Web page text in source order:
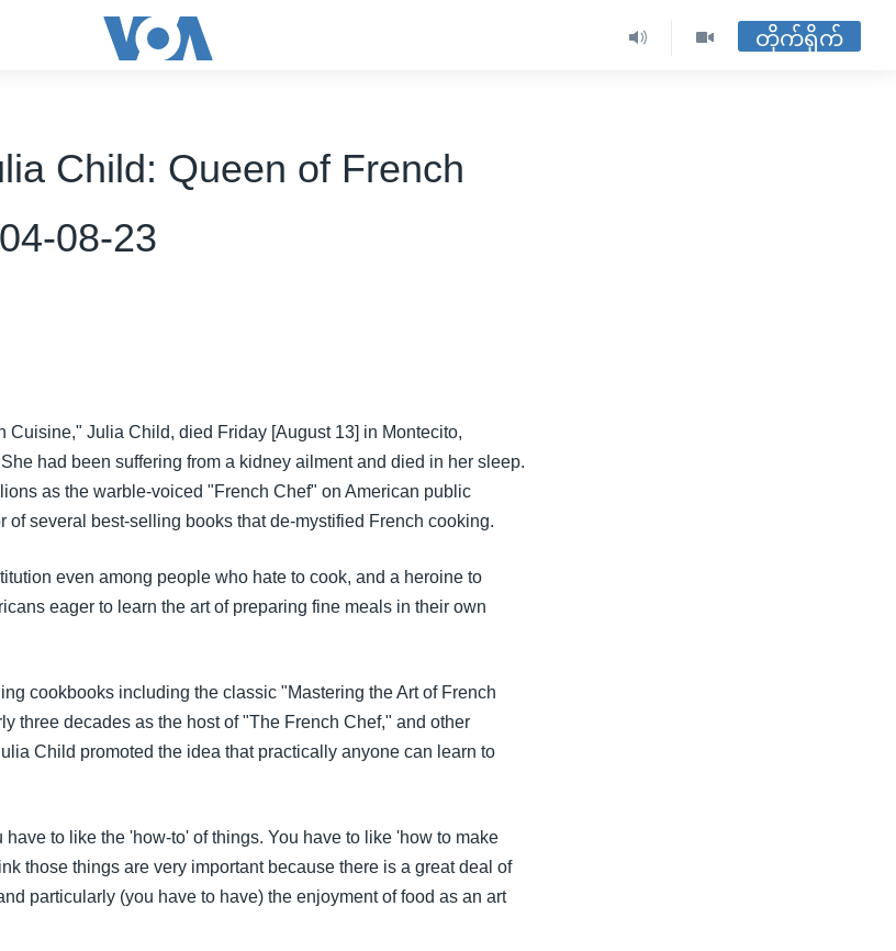
တိုက်ရိုက်
Child: Queen of French
08-23
Cuisine," Julia Child, died Friday [August 13] in Montecito,
had been suffering from a kidney ailment and died in her sleep.
as the warble-voiced "French Chef" on American public
of several best-selling books that de-mystified French cooking.
even among people who hate to cook, and a heroine to
eager to learn the art of preparing fine meals in their own
cookbooks including the classic "Mastering the Art of French
three decades as the host of "The French Chef," and other
Child promoted the idea that practically anyone can learn to
to like the 'how-to' of things. You have to like 'how to make
those things are very important because there is a great deal of
particularly (you have to have) the enjoyment of food as an art